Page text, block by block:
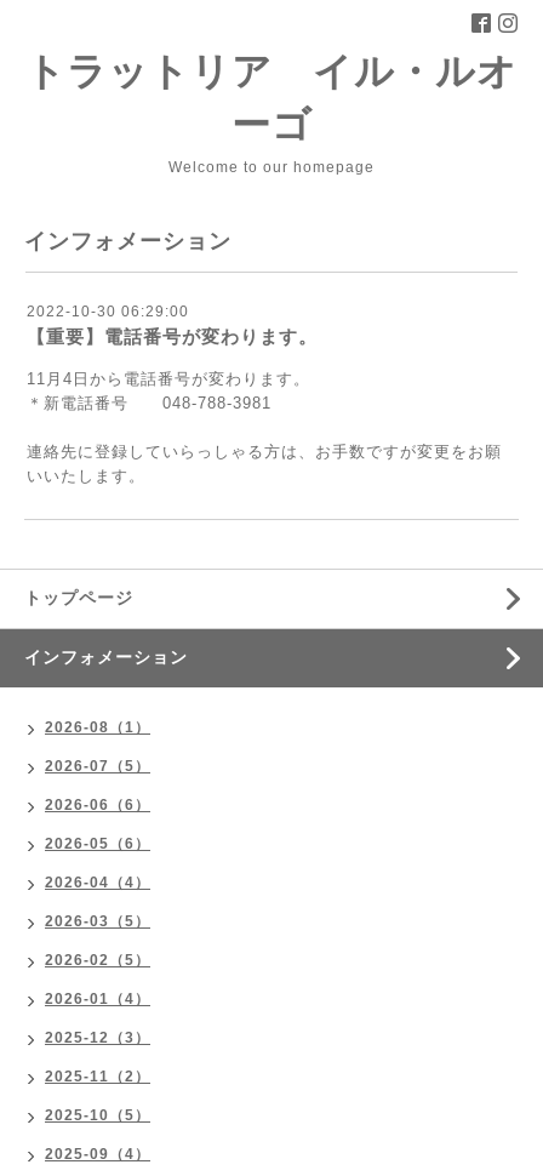
トラットリア イル・ルオ
ーゴ
Welcome to our homepage
インフォメーション
2022-10-30 06:29:00
【重要】電話番号が変わります。
11月4日から電話番号が変わります。
＊新電話番号 048-788-3981
連絡先に登録していらっしゃる方は、お手数ですが変更をお願
いいたします。
トップページ
インフォメーション
2026-08（1）
2026-07（5）
2026-06（6）
2026-05（6）
2026-04（4）
2026-03（5）
2026-02（5）
2026-01（4）
2025-12（3）
2025-11（2）
2025-10（5）
2025-09（4）